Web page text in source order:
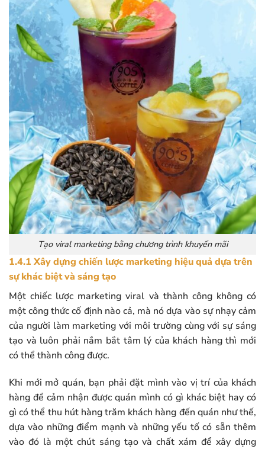
Tạo viral marketing bằng chương trình khuyến mãi
1.4.1 Xây dựng chiến lược marketing hiệu quả dựa trên
sự khác biệt và sáng tạo
Một chiếc lược marketing viral và thành công không có
một công thức cố định nào cả, mà nó dựa vào sự nhạy cảm
của người làm marketing với môi trường cùng với sự sáng
tạo và luôn phải nắm bắt tâm lý của khách hàng thì mới
có thể thành công được.
Khi mới mở quán, bạn phải đặt mình vào vị trí của khách
hàng để cảm nhận được quán mình có gì khác biệt hay có
gì có thể thu hút hàng trăm khách hàng đến quán như thế,
dựa vào những điểm mạnh và những yếu tố có sẵn thêm
vào đó là một chút sáng tạo và chất xám để xây dựng